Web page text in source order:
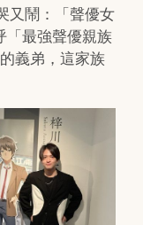
又鬧：「聲優女
「最強聲優親族
義弟，這家族